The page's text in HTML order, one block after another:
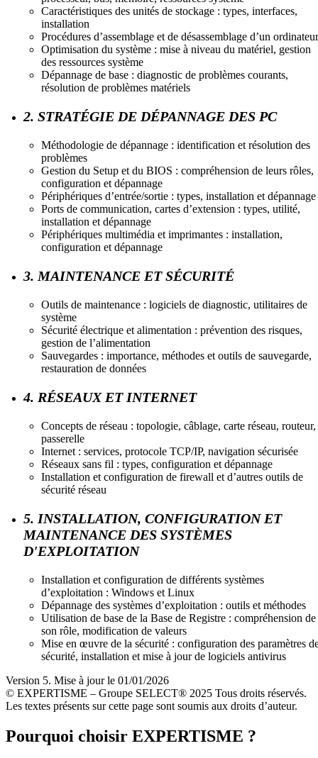
Caractéristiques des unités de stockage : types, interfaces,
installation
Procédures d’assemblage et de désassemblage d’un ordinateur
Optimisation du système : mise à niveau du matériel, gestion
des ressources système
Dépannage de base : diagnostic de problèmes courants,
résolution de problèmes matériels
2. STRATÉGIE DE DÉPANNAGE DES PC
Méthodologie de dépannage : identification et résolution des
problèmes
Gestion du Setup et du BIOS : compréhension de leurs rôles,
configuration et dépannage
Périphériques d’entrée/sortie : types, installation et dépannage
Ports de communication, cartes d’extension : types, utilité,
installation et dépannage
Périphériques multimédia et imprimantes : installation,
configuration et dépannage
3. MAINTENANCE ET SÉCURITÉ
Outils de maintenance : logiciels de diagnostic, utilitaires de
système
Sécurité électrique et alimentation : prévention des risques,
gestion de l’alimentation
Sauvegardes : importance, méthodes et outils de sauvegarde,
restauration de données
4. RÉSEAUX ET INTERNET
Concepts de réseau : topologie, câblage, carte réseau, routeur,
passerelle
Internet : services, protocole TCP/IP, navigation sécurisée
Réseaux sans fil : types, configuration et dépannage
Installation et configuration de firewall et d’autres outils de
sécurité réseau
5. INSTALLATION, CONFIGURATION ET
MAINTENANCE DES SYSTÈMES
D'EXPLOITATION
Installation et configuration de différents systèmes
d’exploitation : Windows et Linux
Dépannage des systèmes d’exploitation : outils et méthodes
Utilisation de base de la Base de Registre : compréhension de
son rôle, modification de valeurs
Mise en œuvre de la sécurité : configuration des paramètres
sécurité, installation et mise à jour de logiciels antivirus
Version 5. Mise à jour le 01/01/2026
© EXPERTISME – Groupe SELECT® 2025 Tous droits réservés.
Les textes présents sur cette page sont soumis aux droits d’auteur.
Pourquoi choisir EXPERTISME ?